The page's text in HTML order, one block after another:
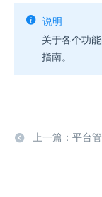
说明
关于各个功
指南。
上一篇：平台